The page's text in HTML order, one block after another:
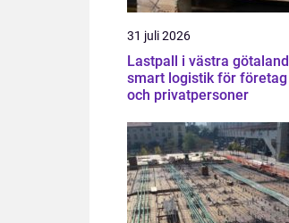
31 juli 2026
Lastpall i västra götaland
smart logistik för företag
och privatpersoner